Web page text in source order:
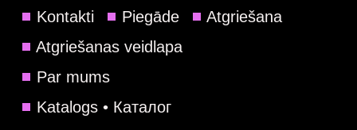
Kontakti Piegāde
Atgriešana
Atgriešanas veidlapa
Par mums
Katalogs • Каталог